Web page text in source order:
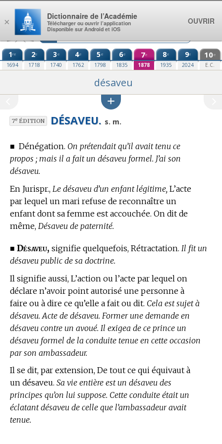
Aller au contenu
1re
1694
2e
1718
3e
1740
4e
1762
5e
1798
6e
1835
7e
1878
8e
1935
9e
2024
10e
E.C.
désaveu
7eÉDITION DÉSAVEU. s. m.
■ Dénégation. On prétendait qu’il avait tenu ce
propos ; mais il a fait un désaveu formel. J’ai son
désaveu.
En Jurispr., Le désaveu d’un enfant légitime, L’acte
par lequel un mari refuse de reconnaître un
enfant dont sa femme est accouchée. On dit de
même, Désaveu de paternité.
■ Désaveu, signifie quelquefois, Rétractation. Il fit un
désaveu public de sa doctrine.
Il signifie aussi, L’action ou l’acte par lequel on
déclare n’avoir point autorisé une personne à
faire ou à dire ce qu’elle a fait ou dit. Cela est sujet à
désaveu. Acte de désaveu. Former une demande en
désaveu contre un avoué. Il exigea de ce prince un
désaveu formel de la conduite tenue en cette occasion
par son ambassadeur.
Il se dit, par extension, De tout ce qui équivaut à
un désaveu. Sa vie entière est un désaveu des
principes qu’on lui suppose. Cette conduite était un
éclatant désaveu de celle que l’ambassadeur avait
tenue.
×
Dictionnaire de l’Académie
Télécharger ou ouvrir l’application
Disponible sur Android et iOS
OUVRIR